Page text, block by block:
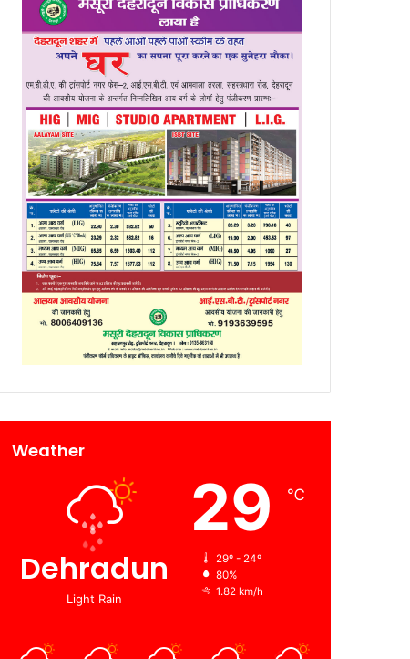
Weather
Dehradun
Light Rain
29 ℃
29º - 24º
80%
1.82 km/h